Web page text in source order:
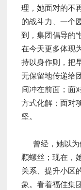
理，她面对的不
的战斗力、一个
到，集团倡导的“
在今天更多体现
持以身作则，把
无保留地传递给
间冲在前面；面
方式化解；面对
坚。
曾经，她以
颗螺丝；现在，
关系、提升小区
象。看着福佳集